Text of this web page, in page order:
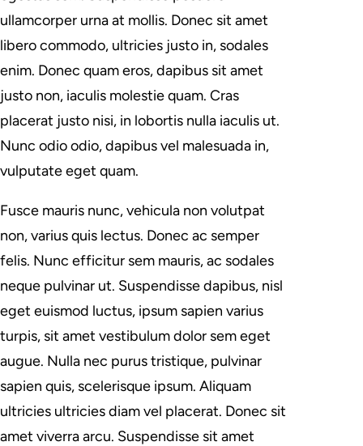
ullamcorper urna at mollis. Donec sit amet
libero commodo, ultricies justo in, sodales
enim. Donec quam eros, dapibus sit amet
justo non, iaculis molestie quam. Cras
placerat justo nisi, in lobortis nulla iaculis ut.
Nunc odio odio, dapibus vel malesuada in,
vulputate eget quam.
Fusce mauris nunc, vehicula non volutpat
non, varius quis lectus. Donec ac semper
felis. Nunc efficitur sem mauris, ac sodales
neque pulvinar ut. Suspendisse dapibus, nisl
eget euismod luctus, ipsum sapien varius
turpis, sit amet vestibulum dolor sem eget
augue. Nulla nec purus tristique, pulvinar
sapien quis, scelerisque ipsum. Aliquam
ultricies ultricies diam vel placerat. Donec sit
amet viverra arcu. Suspendisse sit amet